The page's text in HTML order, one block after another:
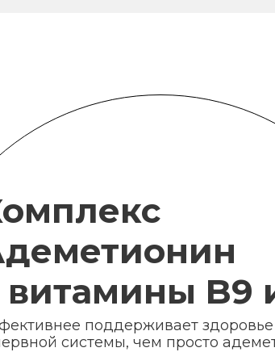
витамины B9
поддерживает
системы, чем просто